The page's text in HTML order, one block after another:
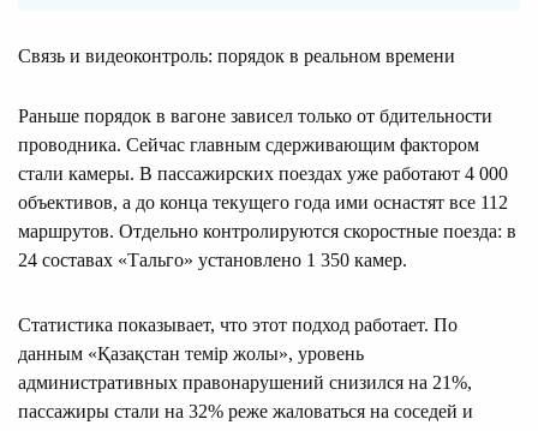
Связь и видеоконтроль: порядок в реальном времени
Раньше порядок в вагоне зависел только от бдительности
проводника. Сейчас главным сдерживающим фактором
стали камеры. В пассажирских поездах уже работают 4 000
объективов, а до конца текущего года ими оснастят все 112
маршрутов. Отдельно контролируются скоростные поезда: в
24 составах «Тальго» установлено 1 350 камер.
Статистика показывает, что этот подход работает. По
данным «Қазақстан темір жолы», уровень
административных правонарушений снизился на 21%,
пассажиры стали на 32% реже жаловаться на соседей и